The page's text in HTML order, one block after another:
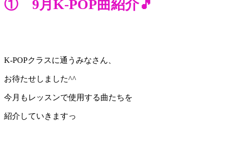
① 9月K-POP曲紹介🎵
K-POPクラスに通うみなさん、
お待たせしました^^
今月もレッスンで使用する曲たちを
紹介していきますっ